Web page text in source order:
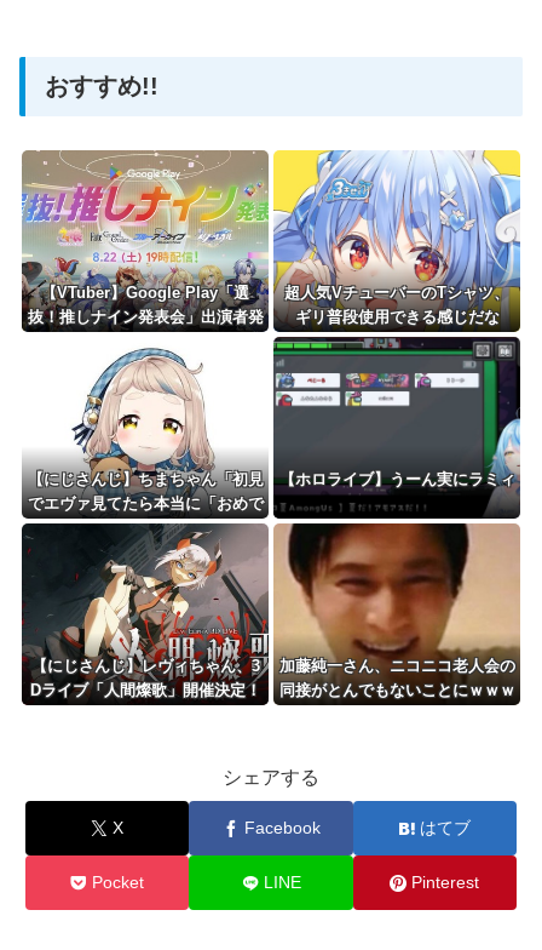
おすすめ!!
【VTuber】Google Play「選
抜！推しナイン発表会」出演者発
長と除夜のケツおるやんけ』
超人気VチューバーのTシャツ、
ギリ普段使用できる感じだな
【にじさんじ】ちまちゃん「初見
でエヴァ見てたら本当に「おめで
とう」「おめでとさーん❣️」のシ
ーンがあって大興奮 でも、よく
わからなかった」
【ホロライブ】うーん実にラミィ
【にじさんじ】レヴィちゃん、3
Dライブ「人間燦歌」開催決定！
加藤純一さん、ニコニコ老人会の
同接がとんでもないことにｗｗｗ
シェアする
X Facebook はてブ
Pocket LINE Pinterest